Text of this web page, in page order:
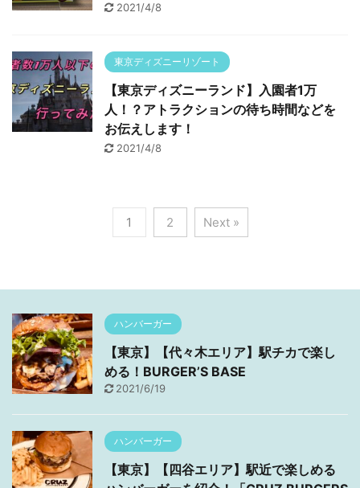
2021/4/8
東京ディズニーリゾート
【東京ディズニーランド】入園者1万
人！？アトラクションの待ち時間などを
お伝えします！
2021/4/8
1 2 Next »
ハンバーガー
【東京】【代々木エリア】駅チカで楽し
める！BURGER’S BASE
2021/6/19
ハンバーガー
【東京】【四谷エリア】駅近で楽しめる